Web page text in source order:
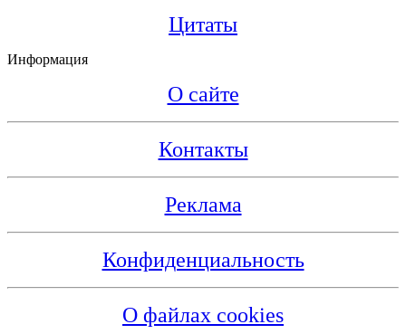
Цитаты
Информация
О сайте
Контакты
Реклама
Конфиденциальность
О файлах cookies